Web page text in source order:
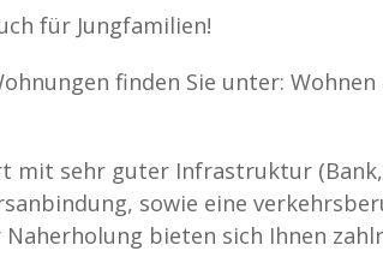
für Jungfamilien!
finden Sie unter:
mit sehr guter Infrastruktur
sowie eine
bieten sich Ihnen